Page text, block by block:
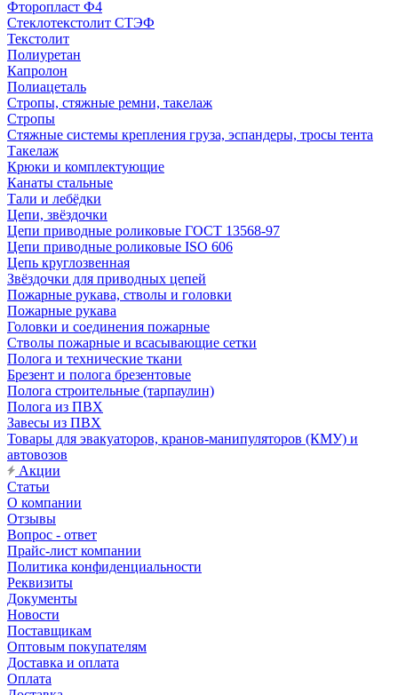
Фторопласт Ф4
Стеклотекстолит СТЭФ
Текстолит
Полиуретан
Капролон
Полиацеталь
Стропы, стяжные ремни, такелаж
Стропы
Стяжные системы крепления груза, эспандеры, тросы тента
Такелаж
Крюки и комплектующие
Канаты стальные
Тали и лебёдки
Цепи, звёздочки
Цепи приводные роликовые ГОСТ 13568-97
Цепи приводные роликовые ISO 606
Цепь круглозвенная
Звёздочки для приводных цепей
Пожарные рукава, стволы и головки
Пожарные рукава
Головки и соединения пожарные
Стволы пожарные и всасывающие сетки
Полога и технические ткани
Брезент и полога брезентовые
Полога строительные (тарпаулин)
Полога из ПВХ
Завесы из ПВХ
Товары для эвакуаторов, кранов-манипуляторов (КМУ) и
автовозов
Акции
Статьи
О компании
Отзывы
Вопрос - ответ
Прайс-лист компании
Политика конфиденциальности
Реквизиты
Документы
Новости
Поставщикам
Оптовым покупателям
Доставка и оплата
Оплата